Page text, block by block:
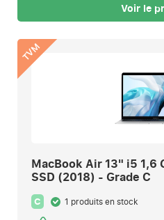
Voir le
TVM
MacBook Air 13" i5 1,6
SSD (2018) - Grade C
C 1 produits en stock